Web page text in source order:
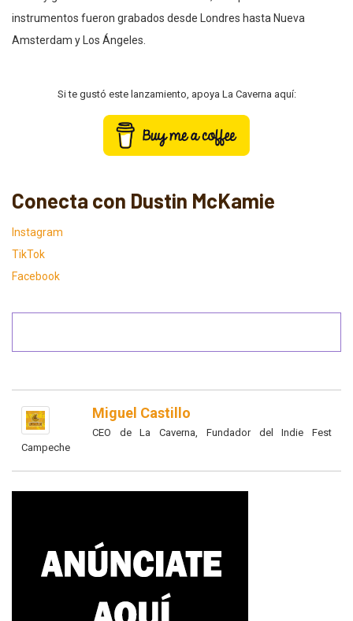
instrumentos fueron grabados desde Londres hasta Nueva
Amsterdam y Los Ángeles.
Si te gustó este lanzamiento, apoya La Caverna aquí:
Conecta con Dustin McKamie
Instagram
TikTok
Facebook
Miguel Castillo
CEO de La Caverna, Fundador del Indie Fest
Campeche